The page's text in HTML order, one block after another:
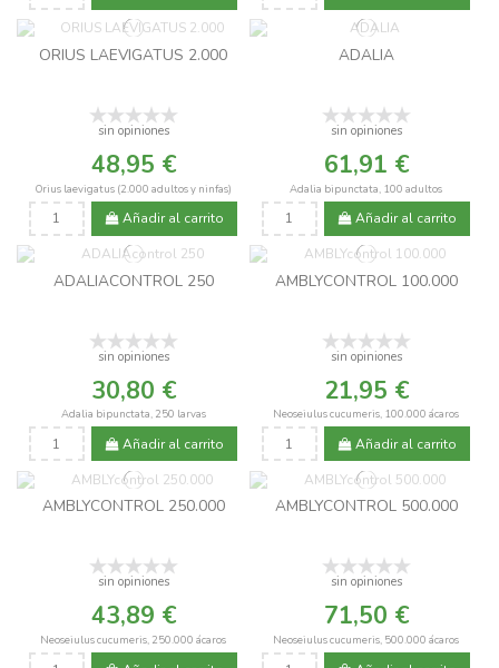
ORIUS LAEVIGATUS 2.000
sin opiniones
48,95 €
Orius laevigatus (2.000 adultos y ninfas)
Añadir al carrito
ADALIA
sin opiniones
61,91 €
Adalia bipunctata, 100 adultos
Añadir al carrito
ADALIACONTROL 250
sin opiniones
30,80 €
Adalia bipunctata, 250 larvas
Añadir al carrito
AMBLYCONTROL 100.000
sin opiniones
21,95 €
Neoseiulus cucumeris, 100.000 ácaros
Añadir al carrito
AMBLYCONTROL 250.000
sin opiniones
43,89 €
Neoseiulus cucumeris, 250.000 ácaros
AMBLYCONTROL 500.000
sin opiniones
71,50 €
Neoseiulus cucumeris, 500.000 ácaros